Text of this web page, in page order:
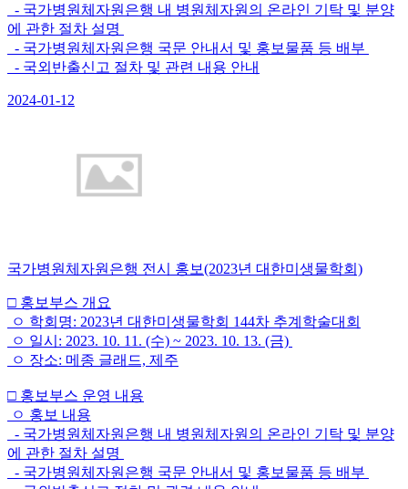
- 국가병원체자원은행 내 병원체자원의 온라인 기탁 및 분양
에 관한 절차 설명
- 국가병원체자원은행 국문 안내서 및 홍보물품 등 배부
- 국외반출신고 절차 및 관련 내용 안내
2024-01-12
국가병원체자원은행 전시 홍보(2023년 대한미생물학회)
□ 홍보부스 개요
ㅇ 학회명: 2023년 대한미생물학회 144차 추계학술대회
ㅇ 일시: 2023. 10. 11. (수) ~ 2023. 10. 13. (금)
ㅇ 장소: 메종 글래드, 제주
□ 홍보부스 운영 내용
ㅇ 홍보 내용
- 국가병원체자원은행 내 병원체자원의 온라인 기탁 및 분양
에 관한 절차 설명
- 국가병원체자원은행 국문 안내서 및 홍보물품 등 배부